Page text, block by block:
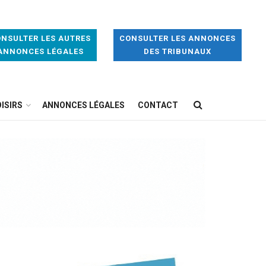
LES AUTRES
LÉGALES
CONSULTER LES ANNONCES
DES TRIBUNAUX
ANNONCES LÉGALES CONTACT